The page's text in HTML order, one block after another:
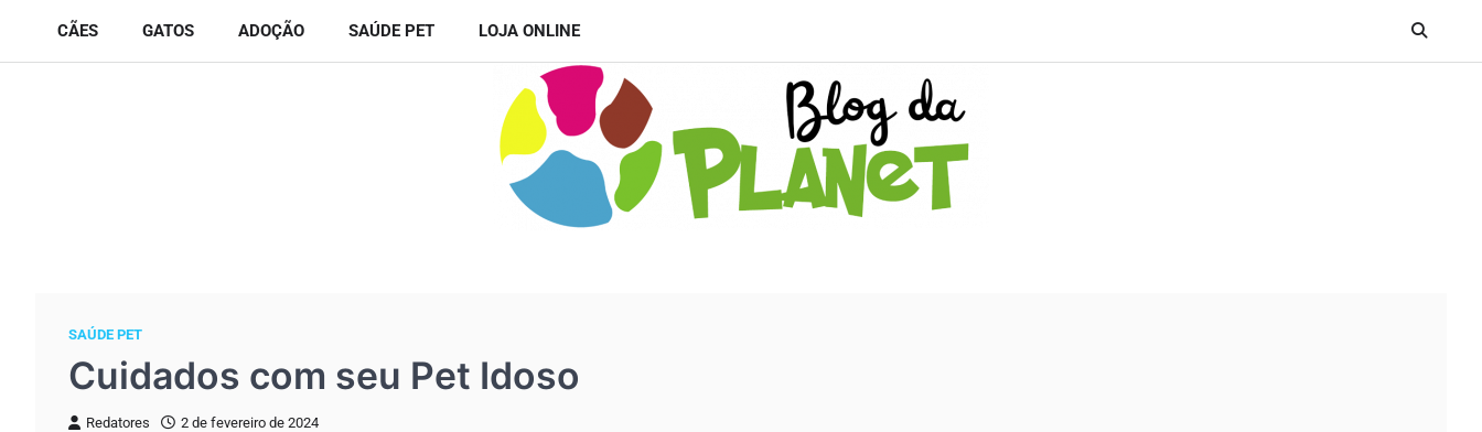
content
CÃES GATOS ADOÇÃO SAÚDE PET LOJA ONLINE
SAÚDE PET
Cuidados com seu Pet Idoso
Redatores 2 de fevereiro de 2024